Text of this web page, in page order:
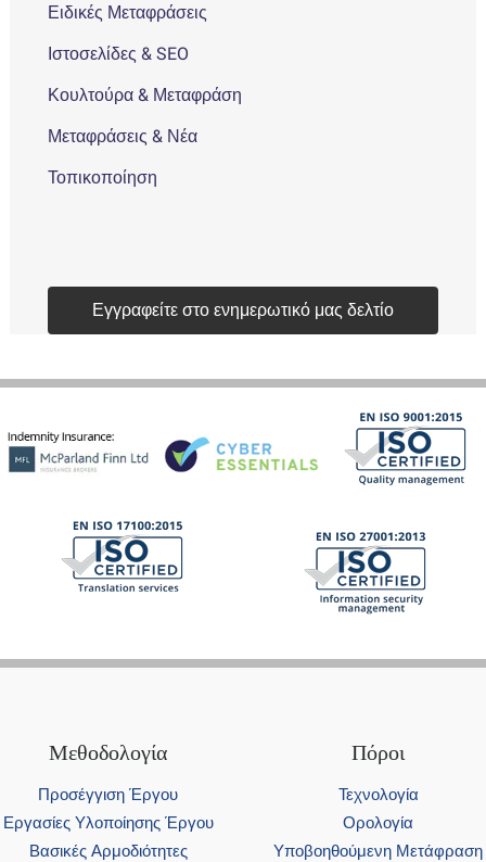
Ειδικές Μεταφράσεις
Ιστοσελίδες & SEO
Κουλτούρα & Μεταφράση
Μεταφράσεις & Νέα
Τοπικοποίηση
Εγγραφείτε στο ενημερωτικό μας δελτίο
Μεθοδολογία
Προσέγγιση Έργου
Εργασίες Υλοποίησης Έργου
Βασικές Αρμοδιότητες
Πόροι
Τεχνολογία
Ορολογία
Υποβοηθούμενη Μετάφραση